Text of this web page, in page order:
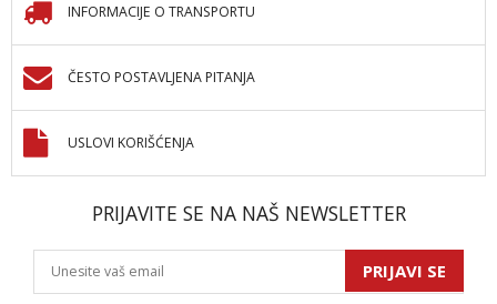
INFORMACIJE O TRANSPORTU
ČESTO POSTAVLJENA PITANJA
USLOVI KORIŠĆENJA
PRIJAVITE SE NA NAŠ NEWSLETTER
PRIJAVI SE